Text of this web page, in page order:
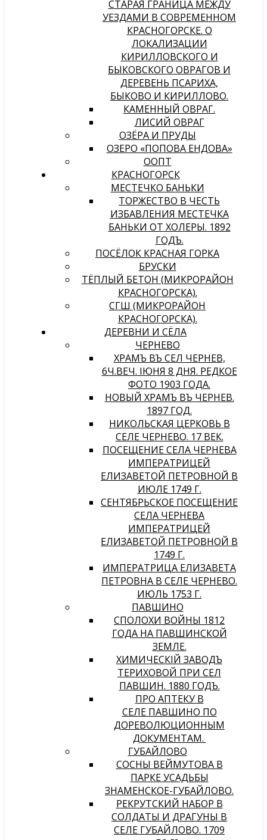
СТАРАЯ ГРАНИЦА МЕЖДУ
УЕЗДАМИ В СОВРЕМЕННОМ
КРАСНОГОРСКЕ. О
ЛОКАЛИЗАЦИИ
КИРИЛЛОВСКОГО И
БЫКОВСКОГО ОВРАГОВ И
ДЕРЕВЕНЬ ПСАРИХА,
БЫКОВО И КИРИЛЛОВО.
КАМЕННЫЙ ОВРАГ.
ЛИСИЙ ОВРАГ
ОЗЁРА И ПРУДЫ
ОЗЕРО «ПОПОВА ЕНДОВА»
ООПТ
КРАСНОГОРСК
МЕСТЕЧКО БАНЬКИ
ТОРЖЕСТВО В ЧЕСТЬ
ИЗБАВЛЕНИЯ МЕСТЕЧКА
БАНЬКИ ОТ ХОЛЕРЫ. 1892
ГОДЪ.
ПОСЁЛОК КРАСНАЯ ГОРКА
БРУСКИ
ТЁПЛЫЙ БЕТОН (МИКРОРАЙОН
КРАСНОГОРСКА).
СГШ (МИКРОРАЙОН
КРАСНОГОРСКА).
ДЕРЕВНИ И СЁЛА
ЧЕРНЕВО
ХРАМЪ ВЪ СЕЛѢ ЧЕРНЕВѢ,
6Ч.ВЕЧ. IЮНЯ 8 ДНЯ. РЕДКОЕ
ФОТО 1903 ГОДА.
НОВЫЙ ХРАМЪ ВЪ ЧЕРНЕВѢ.
1897 ГОД.
НИКОЛЬСКАЯ ЦЕРКОВЬ В
СЕЛЕ ЧЕРНЕВО. 17 ВЕК.
ПОСЕЩЕНИЕ СЕЛА ЧЕРНЕВА
ИМПЕРАТРИЦЕЙ
ЕЛИЗАВЕТОЙ ПЕТРОВНОЙ В
ИЮЛЕ 1749 Г.
СЕНТЯБРЬСКОЕ ПОСЕЩЕНИЕ
СЕЛА ЧЕРНЕВА
ИМПЕРАТРИЦЕЙ
ЕЛИЗАВЕТОЙ ПЕТРОВНОЙ В
1749 Г.
ИМПЕРАТРИЦА ЕЛИЗАВЕТА
ПЕТРОВНА В СЕЛЕ ЧЕРНЕВО.
ИЮЛЬ 1753 Г.
ПАВШИНО
СПОЛОХИ ВОЙНЫ 1812
ГОДА НА ПАВШИНСКОЙ
ЗЕМЛЕ.
ХИМИЧЕСКIЙ ЗАВОДЪ
ТЕРИХОВОЙ ПРИ СЕЛѢ
ПАВШИНѢ. 1880 ГОДЪ.
ПРО АПТЕКУ В
СЕЛЕ ПАВШИНО ПО
ДОРЕВОЛЮЦИОННЫМ
ДОКУМЕНТАМ.
ГУБАЙЛОВО
СОСНЫ ВЕЙМУТОВА В
ПАРКЕ УСАДЬБЫ
ЗНАМЕНСКОЕ-ГУБАЙЛОВО.
РЕКРУТСКИЙ НАБОР В
СОЛДАТЫ И ДРАГУНЫ В
СЕЛЕ ГУБАЙЛОВО. 1709